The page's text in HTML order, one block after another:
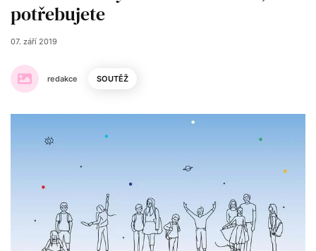
potřebujete
redakce
07. září 2019
SOUTĚŽ